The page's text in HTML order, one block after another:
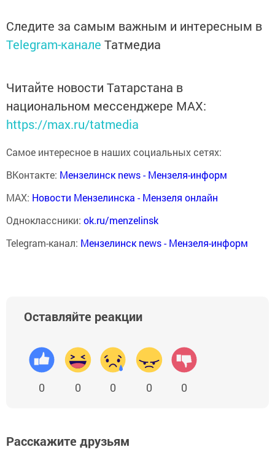
Следите за самым важным и интересным в
Telegram-канале Татмедиа
Читайте новости Татарстана в
национальном мессенджере MАХ:
https://max.ru/tatmedia
Самое интересное в наших социальных сетях:
ВКонтакте: Мензелинск news - Мензеля-информ
MAX: Новости Мензелинска - Мензеля онлайн
Одноклассники: ok.ru/menzelinsk
Telegram-канал: Мензелинск news - Мензеля-информ
Оставляйте реакции
0 0 0 0 0
Расскажите друзьям